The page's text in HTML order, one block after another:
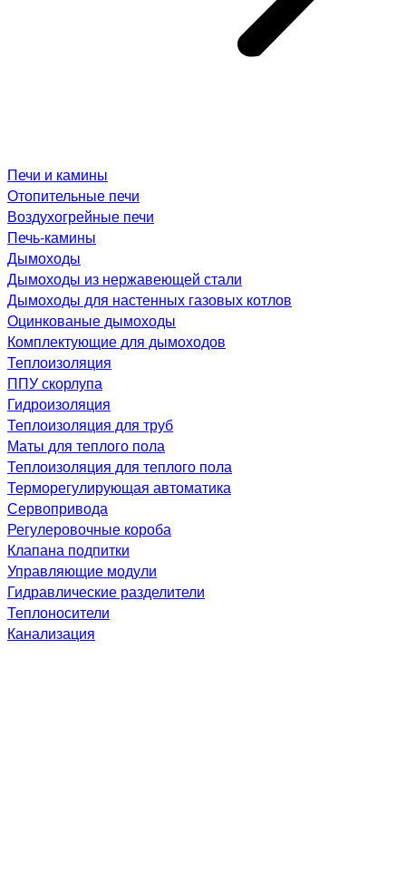
Печи и камины
Отопительные печи
Воздухогрейные печи
Печь-камины
Дымоходы
Дымоходы из нержавеющей стали
Дымоходы для настенных газовых котлов
Оцинкованые дымоходы
Комплектующие для дымоходов
Теплоизоляция
ППУ скорлупа
Гидроизоляция
Теплоизоляция для труб
Маты для теплого пола
Теплоизоляция для теплого пола
Терморегулирующая автоматика
Сервопривода
Регулеровочные короба
Клапана подпитки
Управляющие модули
Гидравлические разделители
Теплоносители
Канализация